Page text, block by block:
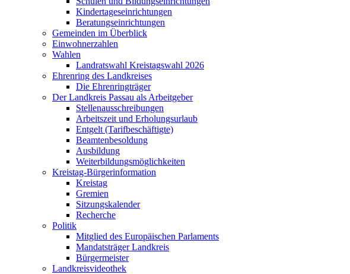
Kindertageseinrichtungen
Beratungseinrichtungen
Gemeinden im Überblick
Einwohnerzahlen
Wahlen
Landratswahl Kreistagswahl 2026
Ehrenring des Landkreises
Die Ehrenringträger
Der Landkreis Passau als Arbeitgeber
Stellenausschreibungen
Arbeitszeit und Erholungsurlaub
Entgelt (Tarifbeschäftigte)
Beamtenbesoldung
Ausbildung
Weiterbildungsmöglichkeiten
Kreistag-Bürgerinformation
Kreistag
Gremien
Sitzungskalender
Recherche
Politik
Mitglied des Europäischen Parlaments
Mandatsträger Landkreis
Bürgermeister
Landkreisvideothek